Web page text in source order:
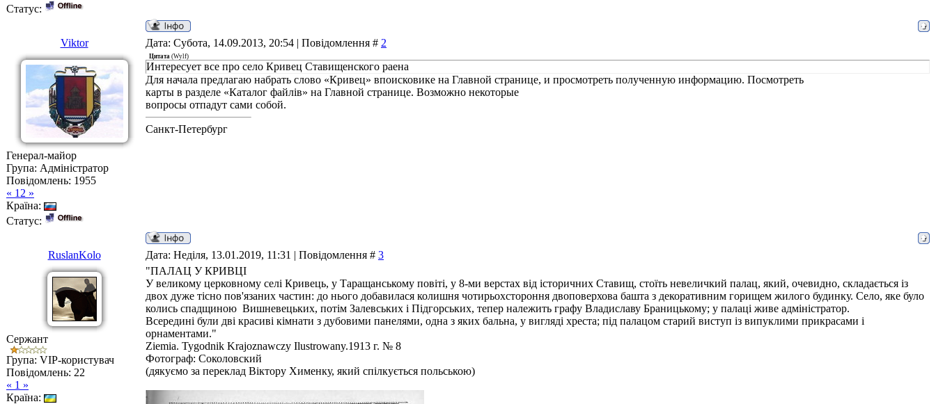
Статус:
Viktor Дата: Субота, 14.09.2013, 20:54 | Повідомлення # 2
Генерал-майор
Група: Адміністратор
Повідомлень: 1955
« 12 »
Країна:
Статус:
Цитата (Wylf)
Интересует все про село Кривец Ставищенского раена
Для начала предлагаю набрать слово «Кривец» впоисковике на Главной странице, и просмотреть полученную информацию. Посмотреть
карты в разделе «Каталог файлів» на Главной странице. Возможно некоторые
вопросы отпадут сами собой.
Санкт-Петербург
RuslanKolo Дата: Неділя, 13.01.2019, 11:31 | Повідомлення # 3
Сержант
Група: VIP-користувач
Повідомлень: 22
« 1 »
Країна:
"ПАЛАЦ У КРИВЦІ
У великому церковному селі Кривець, у Таращанському повіті, у 8-ми верстах від історичних Ставищ, стоїть невеличкий палац, який, очевидно, складається із
двох дуже тісно пов'язаних частин: до нього добавилася колишня чотирьохстороння двоповерхова башта з декоративним горищем жилого будинку. Село, яке було
колись спадщиною Вишневецьких, потім Залевських і Підгорських, тепер належить графу Владиславу Браницькому; у палаці живе адміністратор.
Всередині були дві красиві кімнати з дубовими панелями, одна з яких бальна, у вигляді хреста; під палацом старий виступ із випуклими прикрасами і
орнаментами."
Ziemia. Tygodnik Krajoznawczy Ilustrowany.1913 г. № 8
Фотограф: Соколовский
(дякуємо за переклад Віктору Хименку, який спілкується польською)